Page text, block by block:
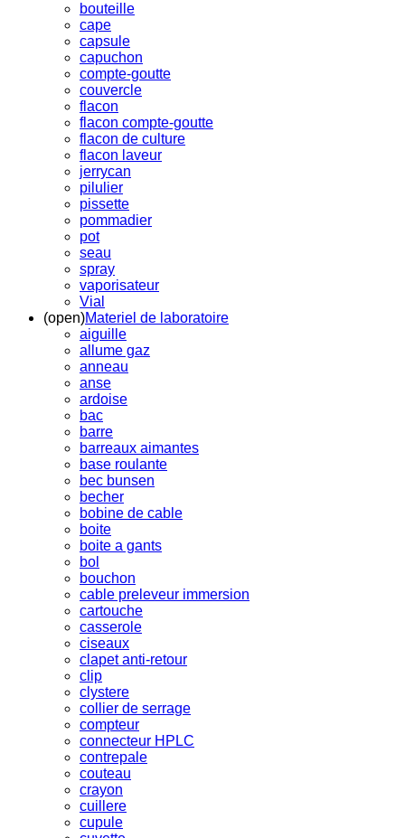
bouteille
cape
capsule
capuchon
compte-goutte
couvercle
flacon
flacon compte-goutte
flacon de culture
flacon laveur
jerrycan
pilulier
pissette
pommadier
pot
seau
spray
vaporisateur
Vial
(open)Materiel de laboratoire
aiguille
allume gaz
anneau
anse
ardoise
bac
barre
barreaux aimantes
base roulante
bec bunsen
becher
bobine de cable
boite
boite a gants
bol
bouchon
cable preleveur immersion
cartouche
casserole
ciseaux
clapet anti-retour
clip
clystere
collier de serrage
compteur
connecteur HPLC
contrepale
couteau
crayon
cuillere
cupule